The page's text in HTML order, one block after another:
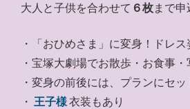
大人と子供を合わせて ６枚まで申
・「おひめさま」に変身！ドレ
・宝塚大劇場でお散歩・お食事
・変身の前後には、プランにセッ
・ 王子様衣装もあり